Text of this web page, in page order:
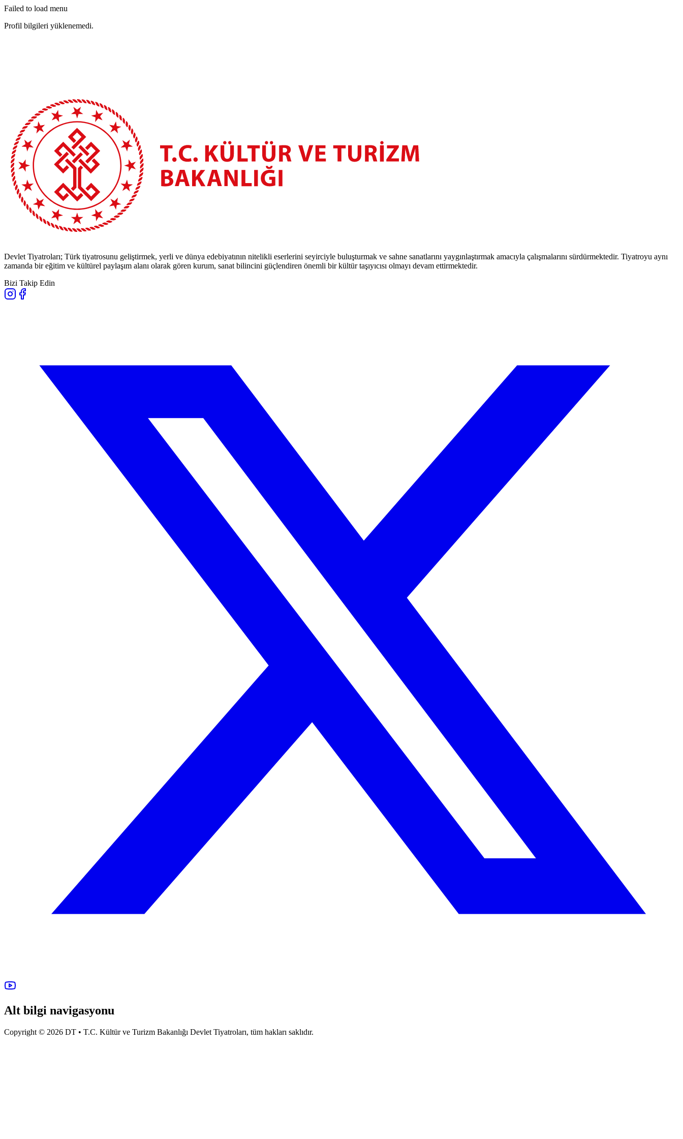
Failed to load menu
Profil bilgileri yüklenemedi.
Devlet Tiyatroları; Türk tiyatrosunu geliştirmek, yerli ve dünya edebiyatının nitelikli eserlerini seyirciyle buluşturmak ve sahne sanatlarını yaygınlaştırmak amacıyla çalışmalarını sürdürmektedir. Tiyatroyu aynı
zamanda bir eğitim ve kültürel paylaşım alanı olarak gören kurum, sanat bilincini güçlendiren önemli bir kültür taşıyıcısı olmayı devam ettirmektedir.
Bizi Takip Edin
Alt bilgi navigasyonu
Copyright © 2026 DT • T.C. Kültür ve Turizm Bakanlığı Devlet Tiyatroları, tüm hakları saklıdır.